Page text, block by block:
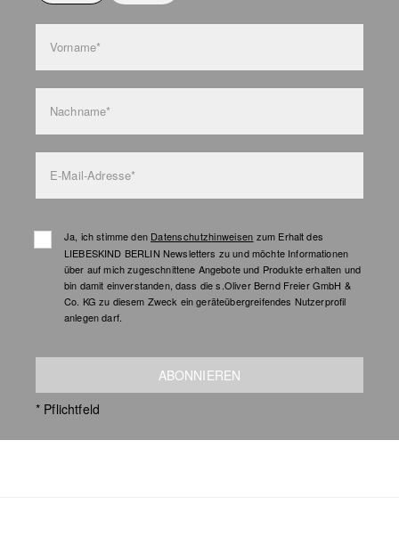
Vorname*
Nachname*
E-Mail-Adresse*
Ja, ich stimme den Datenschutzhinweisen zum Erhalt des
LIEBESKIND BERLIN Newsletters zu und möchte Informationen
über auf mich zugeschnittene Angebote und Produkte erhalten und
bin damit einverstanden, dass die s.Oliver Bernd Freier GmbH &
Co. KG zu diesem Zweck ein geräteübergreifendes Nutzerprofil
anlegen darf.
ABONNIEREN
* Pflichtfeld